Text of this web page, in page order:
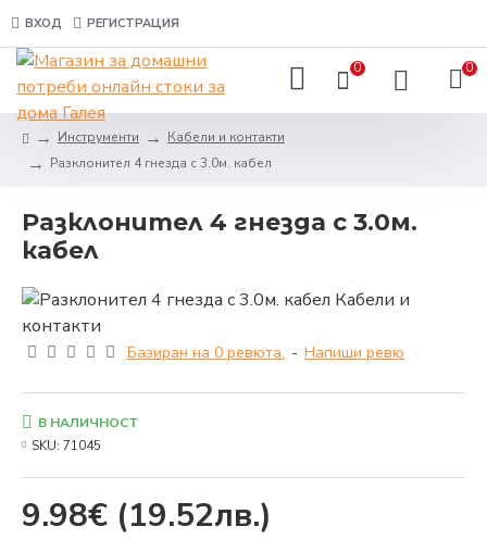
ВХОД РЕГИСТРАЦИЯ
0 0
Инструменти
Кабели и контакти
Разклонител 4 гнезда с 3.0м. кабел
Разклонител 4 гнезда с 3.0м.
кабел
Базиран на 0 ревюта. - Напиши ревю
9.98€ (19.52лв.)
В НАЛИЧНОСТ
SKU: 71045